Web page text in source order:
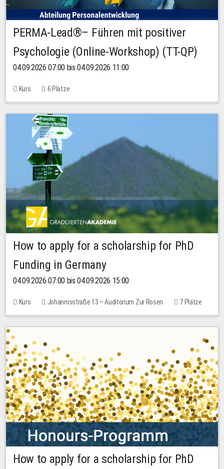
PERMA-Lead®– Führen mit positiver
Psychologie (Online-Workshop) (TT-QP)
04.09.2026 07:00 bis 04.09.2026 11:00
Kurs 6 Plätze
How to apply for a scholarship for PhD
Funding in Germany
04.09.2026 07:00 bis 04.09.2026 15:00
Kurs Johannisstraße 13 – Auditorium Zur Rosen
7 Plätze
10,00 EUR
How to apply for a scholarship for PhD